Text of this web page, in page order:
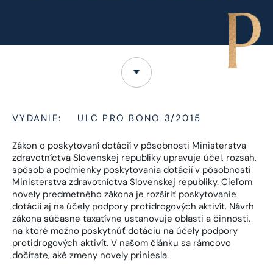
VYDANIE: ULC PRO BONO 3/2015
Zákon o poskytovaní dotácií v pôsobnosti Ministerstva
zdravotníctva Slovenskej republiky upravuje účel, rozsah,
spôsob a podmienky poskytovania dotácií v pôsobnosti
Ministerstva zdravotníctva Slovenskej republiky. Cieľom
novely predmetného zákona je rozšíriť poskytovanie
dotácií aj na účely podpory protidrogových aktivít. Návrh
zákona súčasne taxatívne ustanovuje oblasti a činnosti,
na ktoré možno poskytnúť dotáciu na účely podpory
protidrogových aktivít. V našom článku sa rámcovo
dočítate, aké zmeny novely priniesla.